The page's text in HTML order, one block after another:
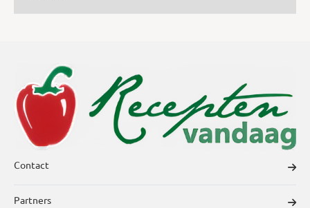
Contact
Partners